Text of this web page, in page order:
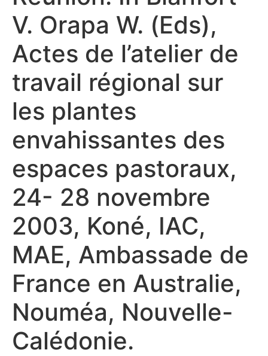
V. Orapa W. (Eds),
Actes de l’atelier de
travail régional sur
les plantes
envahissantes des
espaces pastoraux,
24- 28 novembre
2003, Koné, IAC,
MAE, Ambassade de
France en Australie,
Nouméa, Nouvelle-
Calédonie.